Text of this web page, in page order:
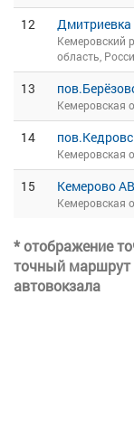
12
Кемеровский
область,
13
Кемеровская
14
Кемеровская
15 Кемерово АВ
Кемеровская
* отображение
точный маршрут
автовокзала